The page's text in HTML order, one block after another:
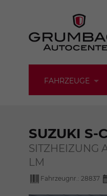
FAHRZEUGE
SUZUKI S-
SITZHEIZUNG
LM
Fahrzeugnr.: 28837